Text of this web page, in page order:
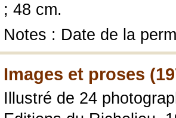
; 48 cm.
Notes : Date de la
Images et proses
Illustré de 24